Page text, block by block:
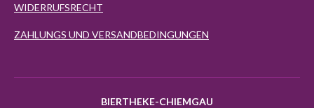
WIDERRUFSRECHT
ZAHLUNGS UND VERSANDBEDINGUNGEN
BIERTHEKE-CHIEMGAU